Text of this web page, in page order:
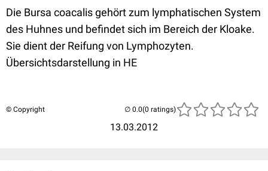
Die Bursa coacalis gehört zum lymphatischen System
des Huhnes und befindet sich im Bereich der Kloake.
Sie dient der Reifung von Lymphozyten.
Übersichtsdarstellung in HE
© Copyright
13.03.2012
(0 ratings)